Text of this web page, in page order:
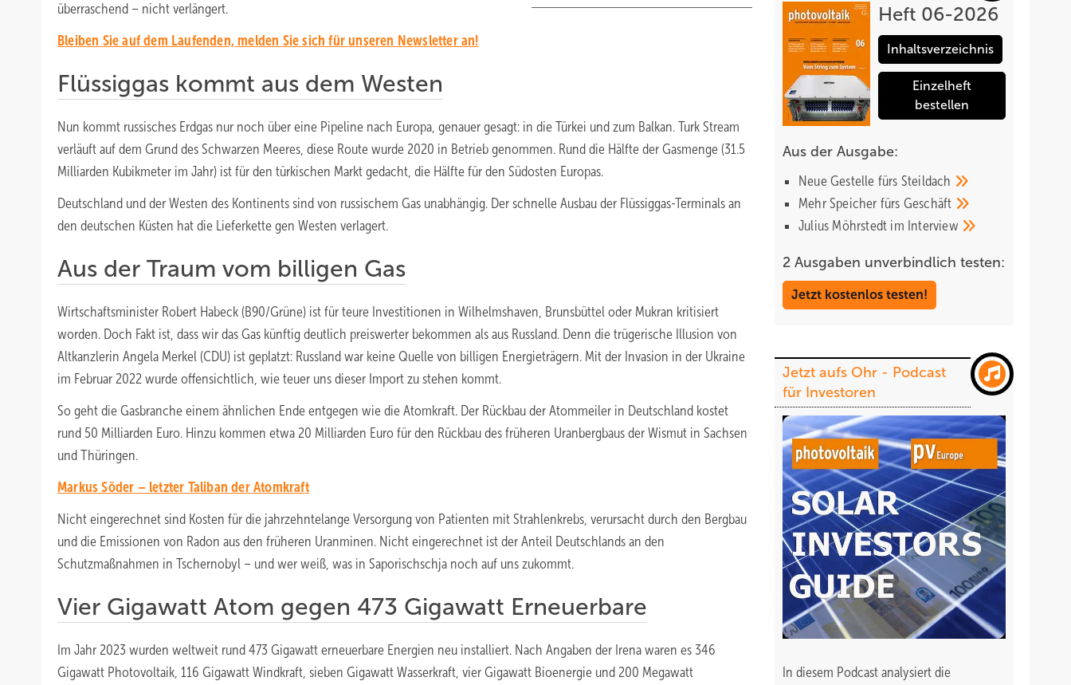
überraschend – nicht verlängert.
Bleiben Sie auf dem Laufenden, melden Sie sich für unseren Newsletter an!
Flüssiggas kommt aus dem Westen
Nun kommt russisches Erdgas nur noch über eine Pipeline nach Europa, genauer gesagt: in die Türkei und zum Balkan. Turk Stream
verläuft auf dem Grund des Schwarzen Meeres, diese Route wurde 2020 in Betrieb genommen. Rund die Hälfte der Gasmenge (31.5
Milliarden Kubikmeter im Jahr) ist für den türkischen Markt gedacht, die Hälfte für den Südosten Europas.
Deutschland und der Westen des Kontinents sind von russischem Gas unabhängig. Der schnelle Ausbau der Flüssiggas-Terminals an
den deutschen Küsten hat die Lieferkette gen Westen verlagert.
Aus der Traum vom billigen Gas
Wirtschaftsminister Robert Habeck (B90/Grüne) ist für teure Investitionen in Wilhelmshaven, Brunsbüttel oder Mukran kritisiert
worden. Doch Fakt ist, dass wir das Gas künftig deutlich preiswerter bekommen als aus Russland. Denn die trügerische Illusion von
Altkanzlerin Angela Merkel (CDU) ist geplatzt: Russland war keine Quelle von billigen Energieträgern. Mit der Invasion in der Ukraine
im Februar 2022 wurde offensichtlich, wie teuer uns dieser Import zu stehen kommt.
So geht die Gasbranche einem ähnlichen Ende entgegen wie die Atomkraft. Der Rückbau der Atommeiler in Deutschland kostet
rund 50 Milliarden Euro. Hinzu kommen etwa 20 Milliarden Euro für den Rückbau des früheren Uranbergbaus der Wismut in Sachsen
und Thüringen.
Markus Söder – letzter Taliban der Atomkraft
Nicht eingerechnet sind Kosten für die jahrzehntelange Versorgung von Patienten mit Strahlenkrebs, verursacht durch den Bergbau
und die Emissionen von Radon aus den früheren Uranminen. Nicht eingerechnet ist der Anteil Deutschlands an den
Schutzmaßnahmen in Tschernobyl – und wer weiß, was in Saporischschja noch auf uns zukommt.
Vier Gigawatt Atom gegen 473 Gigawatt Erneuerbare
Im Jahr 2023 wurden weltweit rund 473 Gigawatt erneuerbare Energien neu installiert. Nach Angaben der Irena waren es 346
Gigawatt Photovoltaik, 116 Gigawatt Windkraft, sieben Gigawatt Wasserkraft, vier Gigawatt Bioenergie und 200 Megawatt
Heft 06-2026
Inhaltsverzeichnis
Einzelheft
bestellen
Aus der Ausgabe:
Neue Gestelle fürs Steildach
Mehr Speicher fürs Geschäft
Julius Möhrstedt im Interview
2 Ausgaben unverbindlich testen:
Jetzt kostenlos testen!
Jetzt aufs Ohr - Podcast
für Investoren
In diesem Podcast analysiert die